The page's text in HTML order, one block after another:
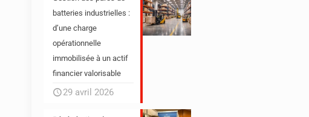
batteries industrielles :
d’une charge
opérationnelle
immobilisée à un actif
financier valorisable
29 avril 2026